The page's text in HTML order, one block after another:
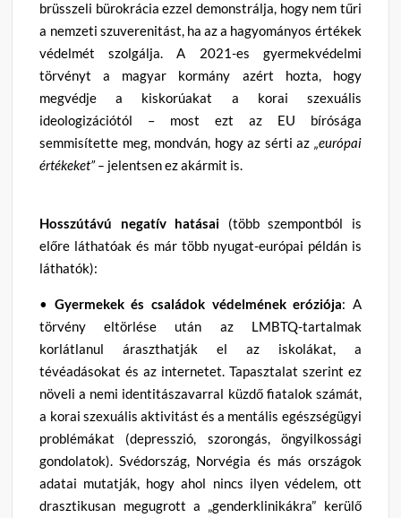
brüsszeli bürokrácia ezzel demonstrálja, hogy nem tűri
a nemzeti szuverenitást, ha az a hagyományos értékek
védelmét szolgálja. A 2021-es gyermekvédelmi
törvényt a magyar kormány azért hozta, hogy
megvédje a kiskorúakat a korai szexuális
ideologizációtól – most ezt az EU bírósága
semmisítette meg, mondván, hogy az sérti az „európai
értékeket” – jelentsen ez akármit is.
Hosszútávú negatív hatásai (több szempontból is
előre láthatóak és már több nyugat-európai példán is
láthatók):
• Gyermekek és családok védelmének eróziója: A
törvény eltörlése után az LMBTQ-tartalmak
korlátlanul áraszthatják el az iskolákat, a
tévéadásokat és az internetet. Tapasztalat szerint ez
növeli a nemi identitászavarral küzdő fiatalok számát,
a korai szexuális aktivitást és a mentális egészségügyi
problémákat (depresszió, szorongás, öngyilkossági
gondolatok). Svédország, Norvégia és más országok
adatai mutatják, hogy ahol nincs ilyen védelem, ott
drasztikusan megugrott a „genderklinikákra” kerülő